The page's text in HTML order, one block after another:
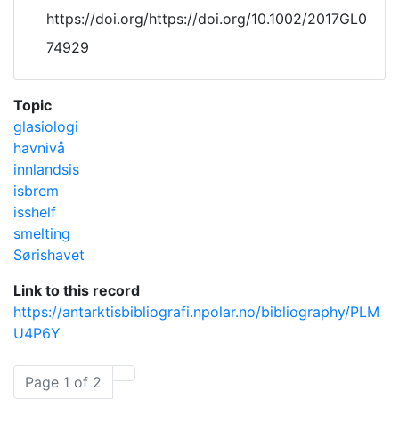
https://doi.org/https://doi.org/10.1002/2017GL0
74929
Topic
glasiologi
havnivå
innlandsis
isbrem
isshelf
smelting
Sørishavet
Link to this record
https://antarktisbibliografi.npolar.no/bibliography/PLM
U4P6Y
Page 1 of 2